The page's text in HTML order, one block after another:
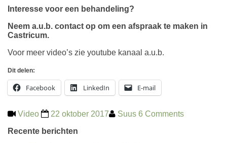
Interesse voor een behandeling?
Neem a.u.b. contact op om een afspraak te maken in
Castricum.
Voor meer video’s zie youtube kanaal a.u.b.
Dit delen:
Facebook LinkedIn E-mail
Video 22 oktober 2017 Suus 6 Comments
Recente berichten